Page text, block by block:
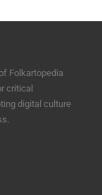
Folkartopedia
critical
digital culture